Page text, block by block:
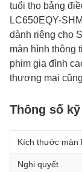
tuổi thọ bảng
LC650EQY-
dành riêng cho
màn hình thông
phim gia đình
thương mại
Thông số
Kích thước màn
Nghị quyết